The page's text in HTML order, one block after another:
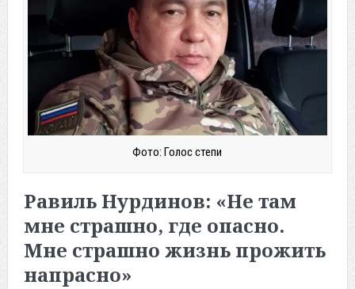
Фото: Голос степи
Равиль Нурдинов: «Не там
мне страшно, где опасно.
Мне страшно жизнь прожить
напрасно»